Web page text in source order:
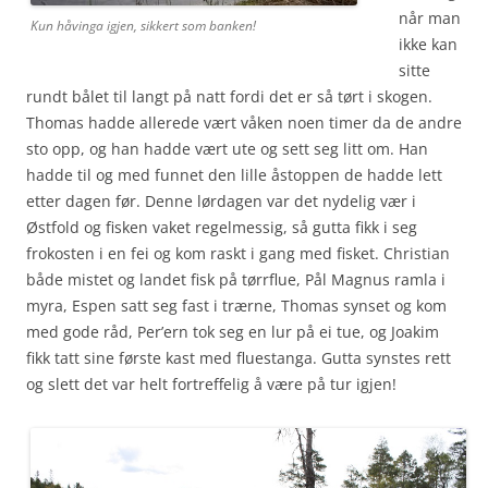
Kun håvinga igjen, sikkert som banken!
når man
ikke kan
sitte
rundt bålet til langt på natt fordi det er så tørt i skogen.
Thomas hadde allerede vært våken noen timer da de andre
sto opp, og han hadde vært ute og sett seg litt om. Han
hadde til og med funnet den lille åstoppen de hadde lett
etter dagen før. Denne lørdagen var det nydelig vær i
Østfold og fisken vaket regelmessig, så gutta fikk i seg
frokosten i en fei og kom raskt i gang med fisket. Christian
både mistet og landet fisk på tørrflue, Pål Magnus ramla i
myra, Espen satt seg fast i trærne, Thomas synset og kom
med gode råd, Per’ern tok seg en lur på ei tue, og Joakim
fikk tatt sine første kast med fluestanga. Gutta synstes rett
og slett det var helt fortreffelig å være på tur igjen!